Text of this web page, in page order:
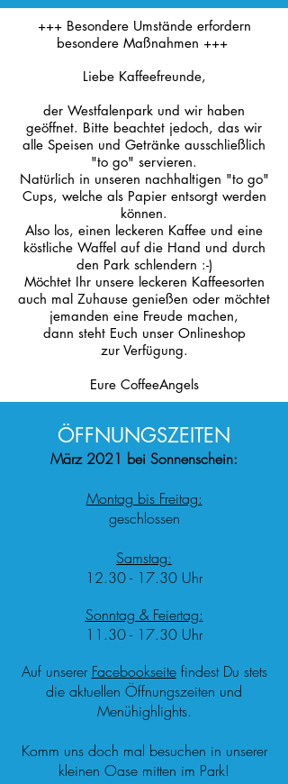
+++ Besondere Umstände erfordern
besondere Maßnahmen +++
Liebe Kaffeefreunde,
der Westfalenpark und wir haben
geöffnet. Bitte beachtet jedoch, das wir
alle Speisen und Getränke ausschließlich
"to go" servieren.
Natürlich in unseren nachhaltigen "to go"
Cups, welcheals Papier entsorgt werden
können.
Also los, einen leckeren Kaffee und eine
köstliche Waffel auf die Hand und durch
den Park schlendern :-)
Möchtet Ihr unsere leckeren Kaffeesorten
auch mal Zuhause genießen oder möchtet
jemanden eine Freude machen,
dann steht Euch unser Onlineshop
zur Verfügung.
Eure CoffeeAngels
ÖFFNUNGSZEITEN
März 2021 bei Sonnenschein:
Montag bis Freitag:
geschlossen
Samstag:
12.30 - 17.30 Uhr
Sonntag & Feiertag:
11.30 - 17.30 Uhr
Auf unserer Facebookseitefindest Du stets
die aktuellen Öffnungszeiten und
Menühighlights.
Komm uns doch mal besuchen in unserer
kleinen Oase mitten im Park!